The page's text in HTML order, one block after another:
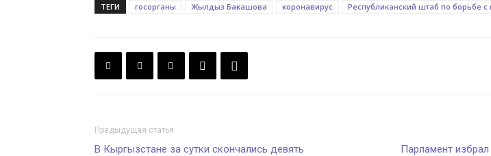
ТЕГИ госорганы Жылдыз Бакашова коронавирус Республиканский штаб по борьбе с
Предыдущая статья
В Кыргызстане за сутки скончались девять
Парламент